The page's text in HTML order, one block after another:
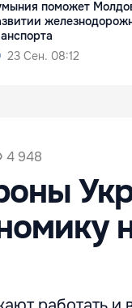
поможет
23 Сен. 08:12
4 948